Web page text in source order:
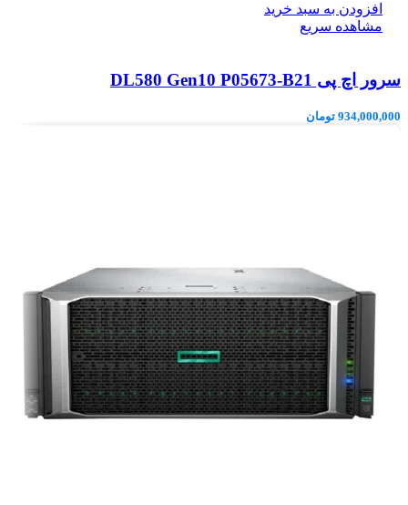
افزودن به سبد خرید
مشاهده سریع
سرور اچ پی DL580 Gen10 P05673-B21
934,000,000 تومان